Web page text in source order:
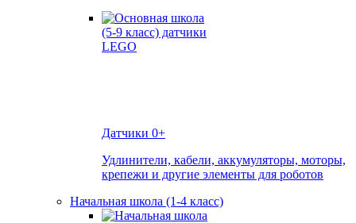
Датчики 0+
Удлинители, кабели, аккумуляторы, моторы,
крепежи и другие элементы для роботов
Начальная школа (1-4 класс)